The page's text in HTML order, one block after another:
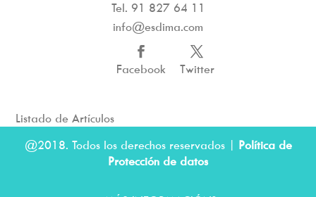
Tel. 91 827 64 11
info@esdima.com
Facebook Twitter
Listado de Artículos
@2018. Todos los derechos reservados | Política de
Protección de datos